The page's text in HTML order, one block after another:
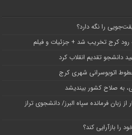
را نگه دارد؟
کرج تخریب شد + جزئیات و فیلم
به صلاح کشور بیندیشد
زبان فرمانده سپاه البرز/ دانشجوی تراز
را بازآرایی کند؟